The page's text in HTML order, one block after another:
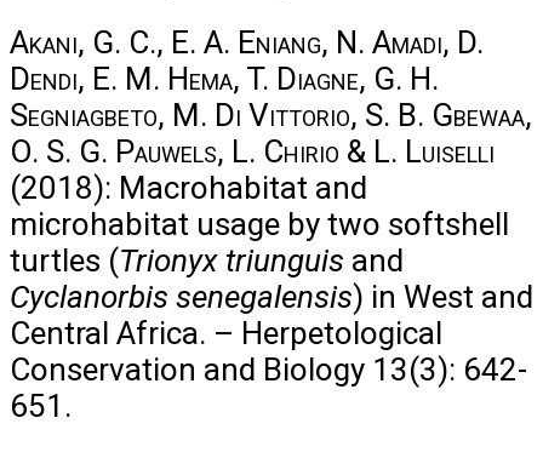
Akani, G. C., E. A. Eniang, N. Amadi, D.
Dendi, E. M. Hema, T. Diagne, G. H.
Segniagbeto, M. Di Vittorio, S. B. Gbewaa,
O. S. G. Pauwels, L. Chirio & L. Luiselli
(2018): Macrohabitat and
microhabitat usage by two softshell
turtles (Trionyx triunguis and
Cyclanorbis senegalensis) in West and
Central Africa. – Herpetological
Conservation and Biology 13(3): 642-
651.